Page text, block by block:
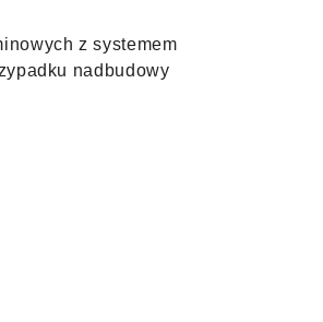
z systemem
nadbudowy